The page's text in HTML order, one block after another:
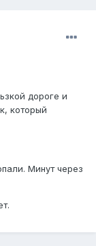
дороге и
который
Минут через